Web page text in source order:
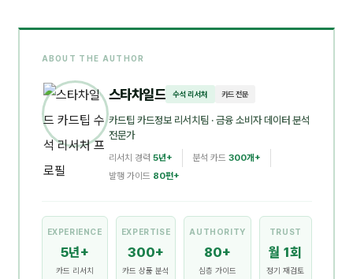
ABOUT THE AUTHOR
스타차일드 수석 리서처 카드 전문
카드팁 카드정보 리서치팀 · 금융 소비자 데이터 분석
전문가
리서치 경력 5년+ 분석 카드 300개+
발행 가이드 80편+
EXPERIENCE
5년+
카드 리서치
EXPERTISE
300+
카드 상품 분석
AUTHORITY
80+
심층 가이드
TRUST
월 1회
정기 재검토